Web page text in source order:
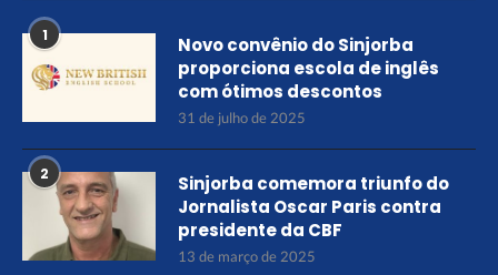
1
Novo convênio do Sinjorba
proporciona escola de inglês
com ótimos descontos
31 de julho de 2025
2
Sinjorba comemora triunfo do
Jornalista Oscar Paris contra
presidente da CBF
13 de março de 2025